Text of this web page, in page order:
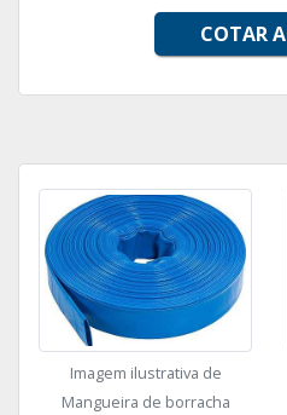
COTAR
Imagem ilustrativa de
Mangueira de borracha